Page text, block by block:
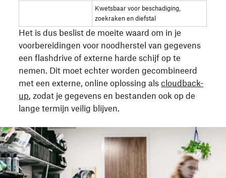
Kwetsbaar voor beschadiging,
zoekraken en diefstal
Het is dus beslist de moeite waard om in je
voorbereidingen voor noodherstel van gegevens
een flashdrive of externe harde schijf op te
nemen. Dit moet echter worden gecombineerd
met een externe, online oplossing alscloudback-
up, zodat je gegevens en bestanden ook op de
lange termijn veilig blijven.